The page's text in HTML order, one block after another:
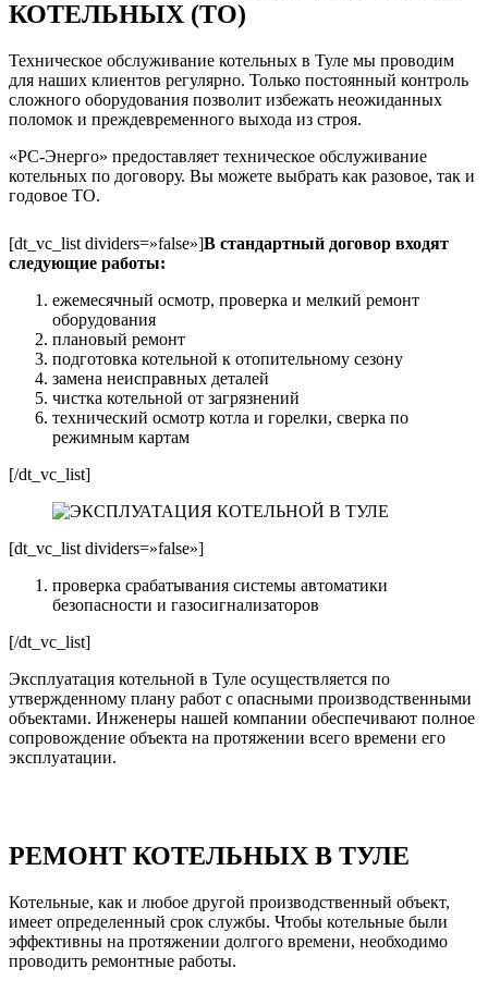
КОТЕЛЬНЫХ (ТО)
Техническое обслуживание котельных в Туле мы проводим
для наших клиентов регулярно. Только постоянный контроль
сложного оборудования позволит избежать неожиданных
поломок и преждевременного выхода из строя.
«РС-Энерго» предоставляет техническое обслуживание
котельных по договору. Вы можете выбрать как разовое, так и
годовое ТО.
[dt_vc_list dividers=»false»]В стандартный договор входят
следующие работы:
ежемесячный осмотр, проверка и мелкий ремонт
оборудования
плановый ремонт
подготовка котельной к отопительному сезону
замена неисправных деталей
чистка котельной от загрязнений
технический осмотр котла и горелки, сверка по
режимным картам
[/dt_vc_list]
[dt_vc_list dividers=»false»]
проверка срабатывания системы автоматики
безопасности и газосигнализаторов
[/dt_vc_list]
Эксплуатация котельной в Туле осуществляется по
утвержденному плану работ с опасными производственными
объектами. Инженеры нашей компании обеспечивают полное
сопровождение объекта на протяжении всего времени его
эксплуатации.
РЕМОНТ КОТЕЛЬНЫХ В ТУЛЕ
Котельные, как и любое другой производственный объект,
имеет определенный срок службы. Чтобы котельные были
эффективны на протяжении долгого времени, необходимо
проводить ремонтные работы.